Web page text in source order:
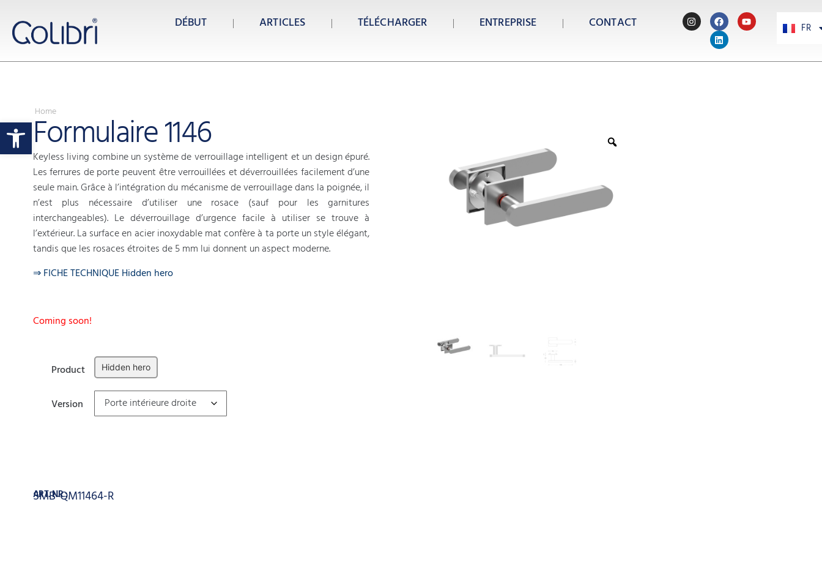
Ouvrir la barre d’outils
DÉBUT ARTICLES TÉLÉCHARGER ENTREPRISE CONTACT FR
PT
Home
Formulaire 1146
Keyless living combine un système de verrouillage intelligent et un design épuré.
Les ferrures de porte peuvent être verrouillées et déverrouillées facilement d’une
seule main. Grâce à l’intégration du mécanisme de verrouillage dans la poignée, il
n’est plus nécessaire d’utiliser une rosace (sauf pour les garnitures
interchangeables). Le déverrouillage d’urgence facile à utiliser se trouve à
l’extérieur. La surface en acier inoxydable mat confère à ta porte un style élégant,
tandis que les rosaces étroites de 5 mm lui donnent un aspect moderne.
⇒ FICHE TECHNIQUE Hidden hero
Coming soon!
Product Hidden hero
Version
ART. NR.:
SMB-QM11464-R